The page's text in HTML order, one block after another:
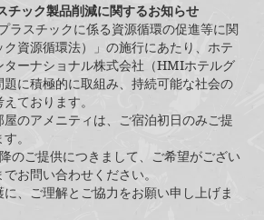
チック製品削減に関するお知らせ
ラスチックに係る資源循環の促進等に関
資源循環法）」の施行にあたり、ホテ
ターナショナル株式会社（HMIホテルグ
に積極的に取組み、持続可能な社会の
ております。
のアメニティは、ご宿泊初日のみご提
。
のご提供につきまして、ご希望がござい
お問い合わせください。
、ご理解とご協力をお願い申し上げま